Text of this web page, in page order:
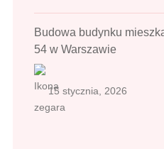
Budowa budynku
54 w Warszawie
15 stycznia, 2026